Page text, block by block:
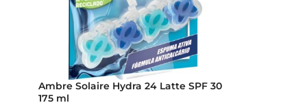
Ambre Solaire Hydra 24 Latte SPF 30
175 ml